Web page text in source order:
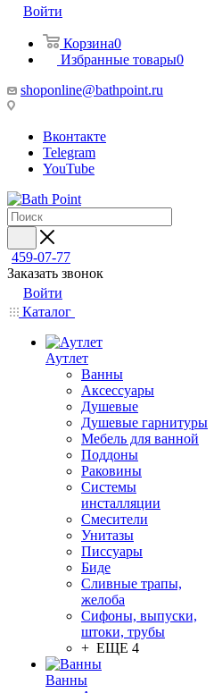
Войти
Корзина0
Избранные товары0
shoponline@bathpoint.ru
Вконтакте
Telegram
YouTube
459-07-77
Заказать звонок
Войти
Каталог
Аутлет
Ванны
Аксессуары
Душевые
Душевые гарнитуры
Мебель для ванной
Поддоны
Раковины
Системы
инсталляции
Смесители
Унитазы
Писсуары
Биде
Сливные трапы,
желоба
Сифоны, выпуски,
штоки, трубы
+ ЕЩЕ 4
Ванны